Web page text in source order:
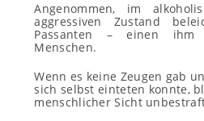
Angenommen, im
aggressiven Zustand
Passanten – einen ihm
Menschen.
Wenn es keine Zeugen gab
sich selbst einteten konnte,
menschlicher Sicht